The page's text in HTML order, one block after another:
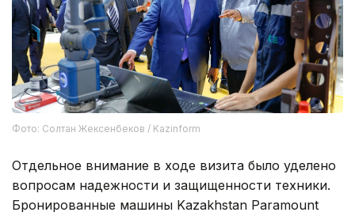
Фото: Солтан Жексенбеков / Kazinform
Отдельное внимание в ходе визита было уделено
вопросам надежности и защищенности техники.
Бронированные машины Kazakhstan Paramount